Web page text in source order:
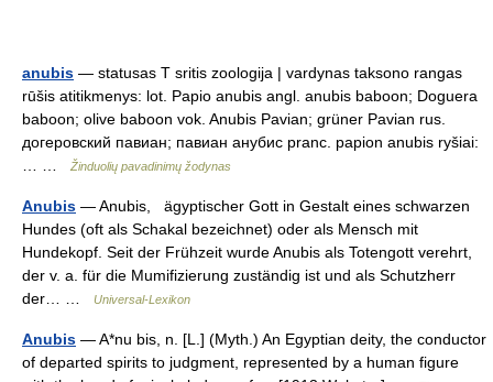
anubis — statusas T sritis zoologija | vardynas taksono rangas
rūšis atitikmenys: lot. Papio anubis angl. anubis baboon; Doguera
baboon; olive baboon vok. Anubis Pavian; grüner Pavian rus.
догеровский павиан; павиан анубис pranc. papion anubis ryšiai:
Žinduolių pavadinimų žodynas
Anubis — Anubis, ägyptischer Gott in Gestalt eines schwarzen
Hundes (oft als Schakal bezeichnet) oder als Mensch mit
Hundekopf. Seit der Frühzeit wurde Anubis als Totengott verehrt,
der v. a. für die Mumifizierung zuständig ist und als Schutzherr
der… …
Universal-Lexikon
Anubis — A*nu bis, n. [L.] (Myth.) An Egyptian deity, the conductor
of departed spirits to judgment, represented by a human figure